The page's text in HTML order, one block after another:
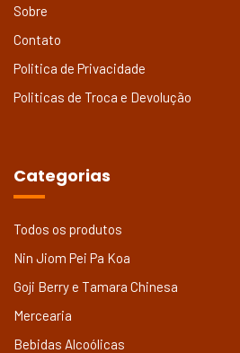
Sobre
Contato
Politica de Privacidade
Politicas de Troca e Devolução
Categorias
Todos os produtos
Nin Jiom Pei Pa Koa
Goji Berry e Tamara Chinesa
Mercearia
Bebidas Alcoólicas